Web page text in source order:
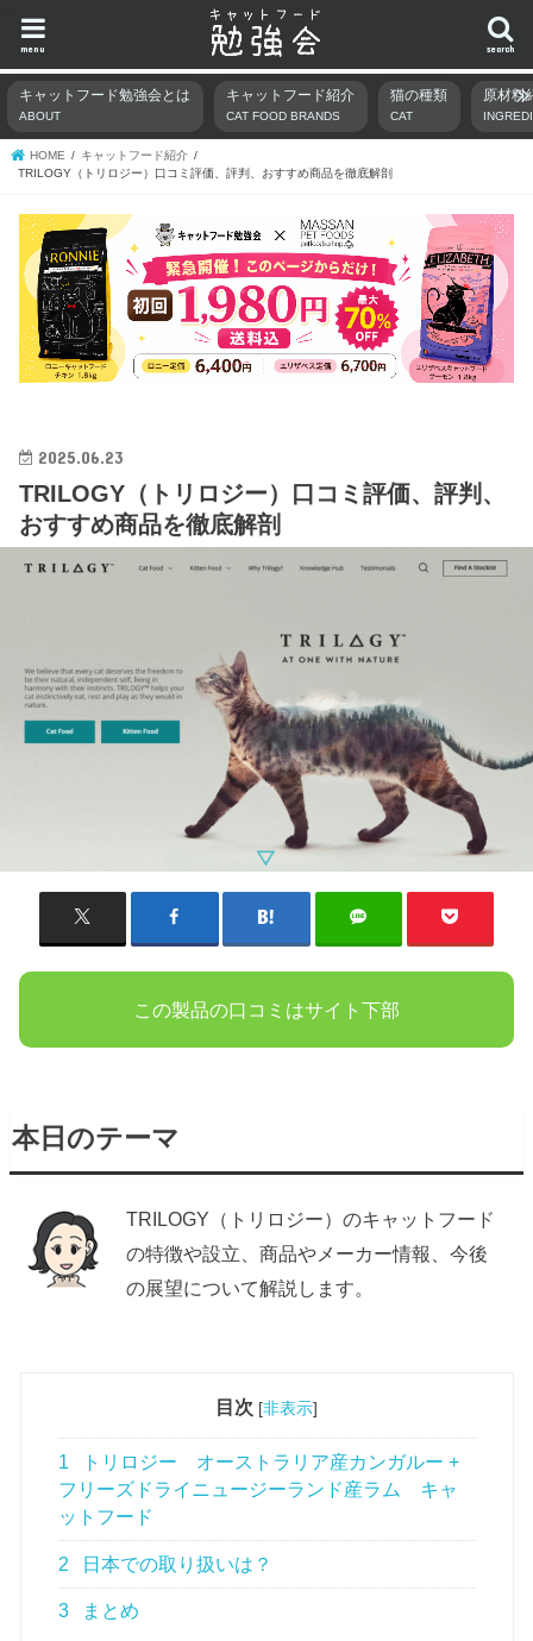
search
menu
キャットフード勉強会とは
ABOUT
キャットフード紹介
CAT FOOD BRANDS
猫の種類
CAT
原材料
HOME
キャットフード紹介
TRILOGY（トリロジー）口コミ評価、評判、おすすめ商品を徹底解剖
2025.06.23
TRILOGY（トリロジー）口コミ評価、評判、
おすすめ商品を徹底解剖
この製品の口コミはサイト下部
本日のテーマ
TRILOGY（トリロジー）のキャットフード
の特徴や設立、商品やメーカー情報、今後
の展望について解説します。
目次 [非表示]
1
トリロジー オーストラリア産カンガルー +
フリーズドライニュージーランド産ラム キャ
ットフード
2 日本での取り扱いは？
3 まとめ